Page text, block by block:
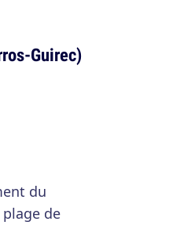
Guirec)
du
de